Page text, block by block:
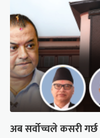
अब सर्वोच्चले कसरी